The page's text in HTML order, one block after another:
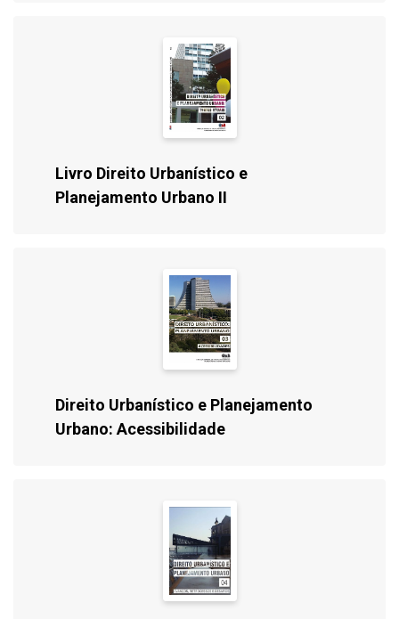
Livro Direito Urbanístico e
Planejamento Urbano II
Direito Urbanístico e Planejamento
Urbano: Acessibilidade